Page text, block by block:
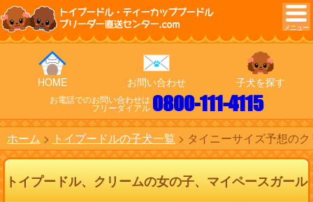
トイプードル・ティーカッププードル
ブリーダー直送センター.com
HOME お問い合わせ 子犬を探す
お電話でのお問い合わせは
フリーダイアル 0800-111-4115
ホーム トイプードルの子犬一覧 タイニーサイズ予想の
トイプードル、クリームの女の子、マイペースガール